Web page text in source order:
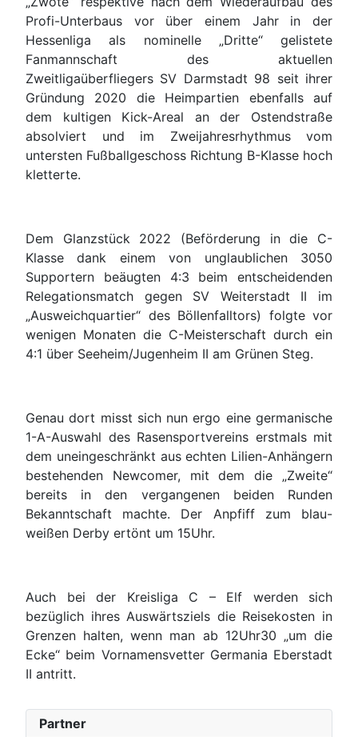
Profi-Unterbaus vor über einem Jahr in der
Hessenliga als nominelle „Dritte“ gelistete
Fanmannschaft des aktuellen
Zweitligaüberfliegers SV Darmstadt 98 seit ihrer
Gründung 2020 die Heimpartien ebenfalls auf
dem kultigen Kick-Areal an der Ostendstraße
absolviert und im Zweijahresrhythmus vom
untersten Fußballgeschoss Richtung B-Klasse hoch
kletterte.
Dem Glanzstück 2022 (Beförderung in die C-
Klasse dank einem von unglaublichen 3050
Supportern beäugten 4:3 beim entscheidenden
Relegationsmatch gegen SV Weiterstadt II im
„Ausweichquartier“ des Böllenfalltors) folgte vor
wenigen Monaten die C-Meisterschaft durch ein
4:1 über Seeheim/Jugenheim II am Grünen Steg.
Genau dort misst sich nun ergo eine germanische
1-A-Auswahl des Rasensportvereins erstmals mit
dem uneingeschränkt aus echten Lilien-Anhängern
bestehenden Newcomer, mit dem die „Zweite“
bereits in den vergangenen beiden Runden
Bekanntschaft machte. Der Anpfiff zum blau-
weißen Derby ertönt um 15Uhr.
Auch bei der Kreisliga C – Elf werden sich
bezüglich ihres Auswärtsziels die Reisekosten in
Grenzen halten, wenn man ab 12Uhr30 „um die
Ecke“ beim Vornamensvetter Germania Eberstadt
II antritt.
Partner